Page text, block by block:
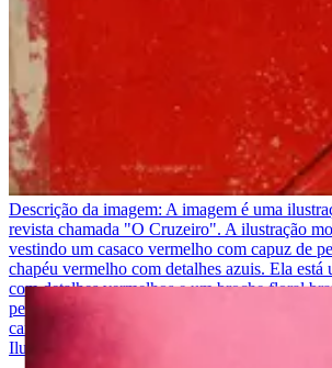
Descrição da imagem: A imagem é uma
revista chamada "O Cruzeiro". A ilustração
vestindo um casaco vermelho com capuz de
chapéu vermelho com detalhes azuis. Ela está
com detalhes vermelhos e um broche floral
pendurado no pescoço. O fundo da imagem é
canto superior esquerdo, há o texto "O
Ilustrada" escrito em verde e vermelho.